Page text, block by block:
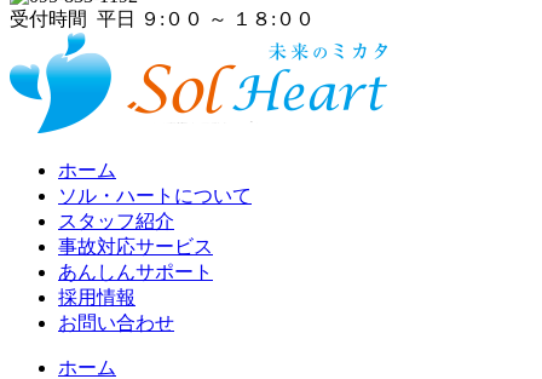
受付時間 平日 ９:００ ～ １８:００
ホーム
ソル・ハートについて
スタッフ紹介
事故対応サービス
あんしんサポート
採用情報
お問い合わせ
ホーム